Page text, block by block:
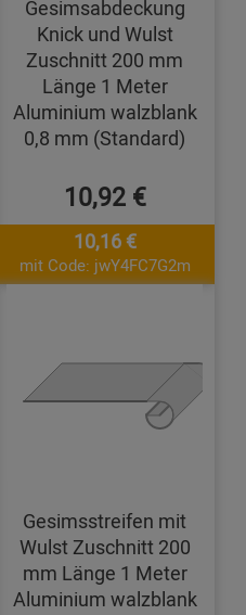
Gesimsabdeckung
Knick und Wulst
Zuschnitt 200 mm
Länge 1 Meter
Aluminium walzblank
0,8 mm (Standard)
10,92 €
10,16 €
mit Code: jwY4FC7G2m
Gesimsstreifen mit
Wulst Zuschnitt 200
mm Länge 1 Meter
Aluminium walzblank